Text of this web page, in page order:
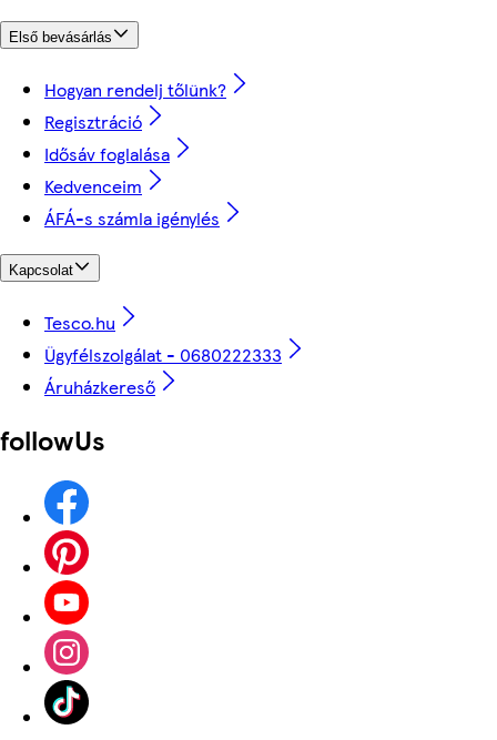
Első bevásárlás
Hogyan rendelj tőlünk?
Regisztráció
Idősáv foglalása
Kedvenceim
ÁFÁ-s számla igénylés
Kapcsolat
Tesco.hu
Ügyfélszolgálat - 0680222333
Áruházkereső
followUs